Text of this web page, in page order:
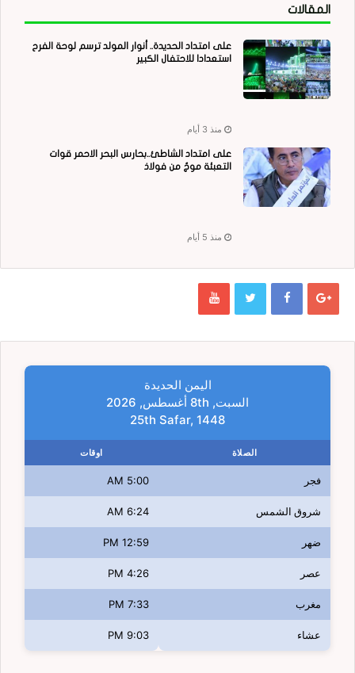
المقالات
على امتداد الحديدة.. أنوار المولد ترسم لوحة الفرح
استعدادا للاحتفال الكبير
منذ 3 أيام
على امتداد الشاطئ..بحارس البحر الاحمر قوات
التعبئة موجٌ من فولاذ
منذ 5 أيام
اليمن الحديدة
السبت, 8th أغسطس, 2026
25th Safar, 1448
الصلاة اوقات
فجر 5:00 AM
شروق الشمس 6:24 AM
ضهر 12:59 PM
عصر 4:26 PM
مغرب 7:33 PM
عشاء 9:03 PM